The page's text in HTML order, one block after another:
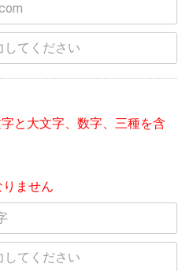
と大文字、数字、三種を含
ません